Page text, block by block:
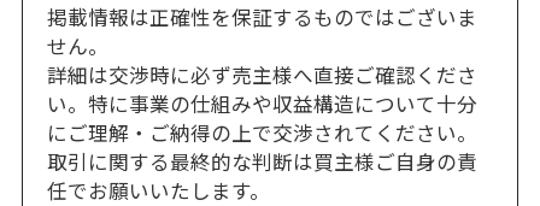
掲載情報は正確性を保証するものではございま
せん。
詳細は交渉時に必ず売主様へ直接ご確認くださ
い。特に事業の仕組みや収益構造について十分
にご理解・ご納得の上で交渉されてください。
取引に関する最終的な判断は買主様ご自身の責
任でお願いいたします。